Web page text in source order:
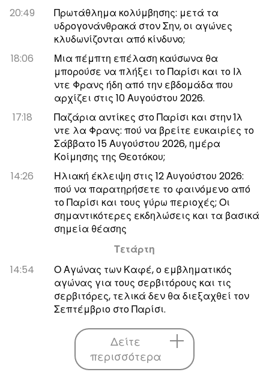
20:49
Πρωτάθλημα κολύμβησης: μετά τα
υδρογονάνθρακά στον Σην, οι αγώνες
κλυδωνίζονται από κίνδυνο;
18:06
Μια πέμπτη επέλαση καύσωνα θα
μπορούσε να πλήξει το Παρίσι και το Ιλ
ντε Φρανς ήδη από την εβδομάδα που
αρχίζει στις 10 Αυγούστου 2026.
17:18
Παζάρια αντίκες στο Παρίσι και στην Ίλ
ντε λα Φρανς: πού να βρείτε ευκαιρίες το
Σάββατο 15 Αυγούστου 2026, ημέρα
Κοίμησης της Θεοτόκου;
14:26
Ηλιακή έκλειψη στις 12 Αυγούστου 2026:
πού να παρατηρήσετε το φαινόμενο από
το Παρίσι και τους γύρω περιοχές; Οι
σημαντικότερες εκδηλώσεις και τα βασικά
σημεία θέασης
Τετάρτη
14:54
Ο Αγώνας των Καφέ, ο εμβληματικός
αγώνας για τους σερβιτόρους και τις
σερβιτόρες, τελικά δεν θα διεξαχθεί τον
Σεπτέμβριο στο Παρίσι.
Δείτε
περισσότερα